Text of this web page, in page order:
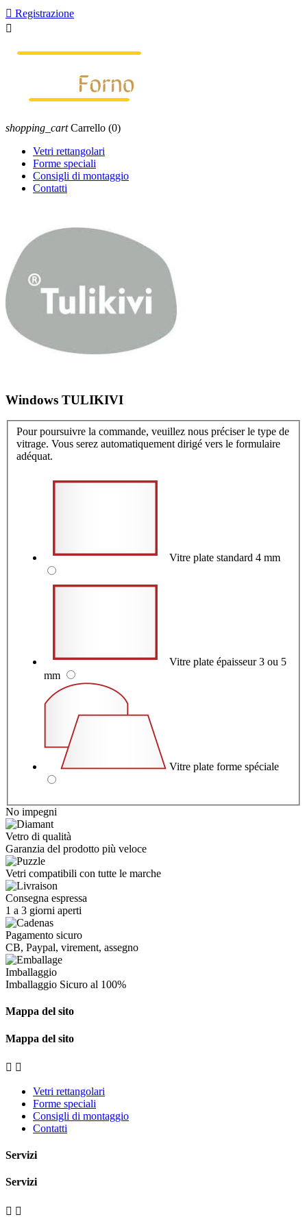
 Registrazione

shopping_cart Carrello (0)
Vetri rettangolari
Forme speciali
Consigli di montaggio
Contatti
Windows TULIKIVI
Pour poursuivre la commande, veuillez nous préciser le type de
vitrage. Vous serez automatiquement dirigé vers le formulaire
adéquat.
Vitre plate standard 4 mm
mm
Vitre plate forme spéciale
No impegni
Vetro di qualità
Garanzia del prodotto più veloce
Vetri compatibili con tutte le marche
Consegna espressa
1 a 3 giorni aperti
Pagamento sicuro
CB, Paypal, virement, assegno
Imballaggio
Imballaggio Sicuro al 100%
Mappa del sito
Mappa del sito
 
Vetri rettangolari
Forme speciali
Consigli di montaggio
Contatti
Servizi
Servizi
 